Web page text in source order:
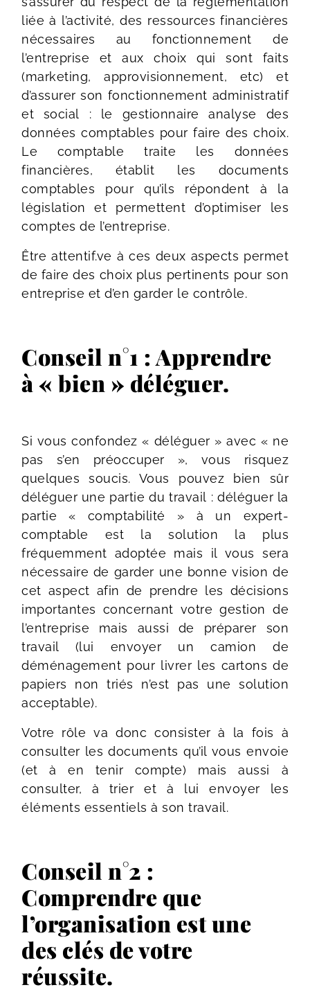
liée à l’activité, des ressources financières
nécessaires au fonctionnement de
l’entreprise et aux choix qui sont faits
(marketing, approvisionnement, etc) et
d’assurer son fonctionnement administratif
et social : le gestionnaire analyse des
données comptables pour faire des choix.
Le comptable traite les données
financières, établit les documents
comptables pour qu’ils répondent à la
législation et permettent d’optimiser les
comptes de l’entreprise.
Être attentif.ve à ces deux aspects permet
de faire des choix plus pertinents pour son
entreprise et d’en garder le contrôle.
Conseil n°1 : Apprendre
à « bien » déléguer.
Si vous confondez « déléguer » avec « ne
pas s’en préoccuper », vous risquez
quelques soucis. Vous pouvez bien sûr
déléguer une partie du travail : déléguer la
partie « comptabilité » à un expert-
comptable est la solution la plus
fréquemment adoptée mais il vous sera
nécessaire de garder une bonne vision de
cet aspect afin de prendre les décisions
importantes concernant votre gestion de
l’entreprise mais aussi de préparer son
travail (lui envoyer un camion de
déménagement pour livrer les cartons de
papiers non triés n’est pas une solution
acceptable).
Votre rôle va donc consister à la fois à
consulter les documents qu’il vous envoie
(et à en tenir compte) mais aussi à
consulter, à trier et à lui envoyer les
éléments essentiels à son travail.
Conseil n°2 :
Comprendre que
l’organisation est une
des clés de votre
réussite.